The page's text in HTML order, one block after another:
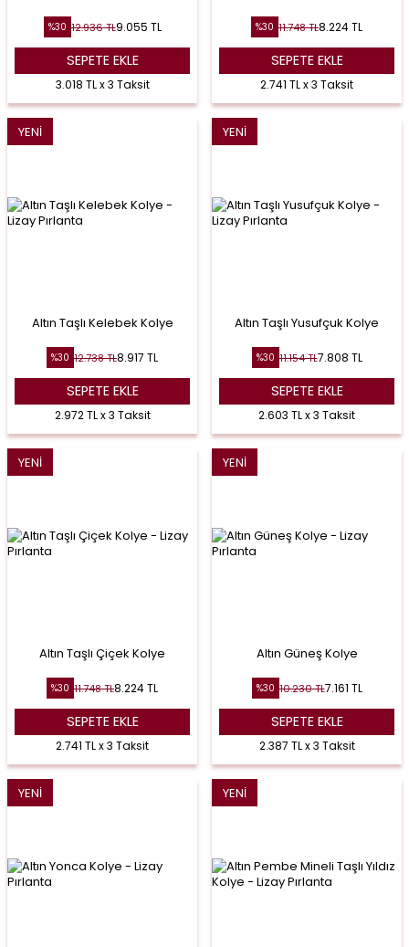
%30 12.936TL9.055 TL
SEPETE EKLE
3.018 TL x 3 Taksit
%30 11.748TL8.224TL
SEPETE EKLE
2.741 TL x 3 Taksit
YENI
Altın Taşlı Kelebek Kolye
%30 12.738TL8.917 TL
SEPETE EKLE
2.972 TL x 3 Taksit
YENI
Altın Taşlı Yusufçuk Kolye
%30 11.154TL7.808 TL
SEPETE EKLE
2.603 TL x 3 Taksit
YENI
Altın Taşlı Çiçek Kolye
%30 11.748TL8.224TL
SEPETE EKLE
2.741 TL x 3 Taksit
YENI
Altın Güneş Kolye
%30 10.230TL7.161 TL
SEPETE EKLE
2.387 TL x 3 Taksit
YENI YENI